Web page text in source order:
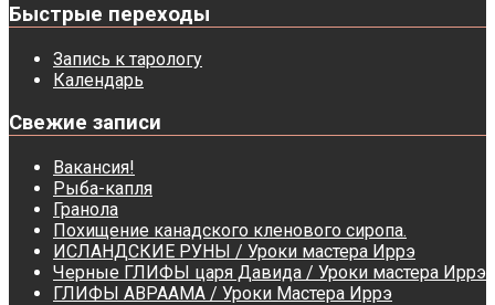
Быстрые переходы
Запись к тарологу
Календарь
Свежие записи
Вакансия!
Рыба-капля
Гранола
Похищение канадского кленового сиропа.
ИСЛАНДСКИЕ РУНЫ / Уроки мастера Иррэ
Черные ГЛИФЫ царя Давида / Уроки мастера Иррэ
ГЛИФЫ АВРААМА / Уроки Мастера Иррэ